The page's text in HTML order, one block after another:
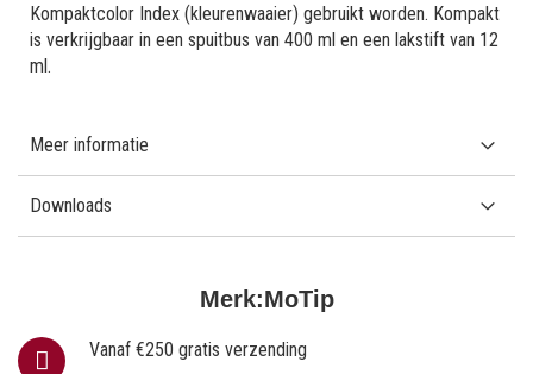
Merk:MoTip
Vanaf €250 gratis verzending
Kompaktcolor Index (kleurenwaaier) gebruikt worden. Kompakt
is verkrijgbaar in een spuitbus van 400 ml en een lakstift van 12
ml.
Meer informatie
Downloads